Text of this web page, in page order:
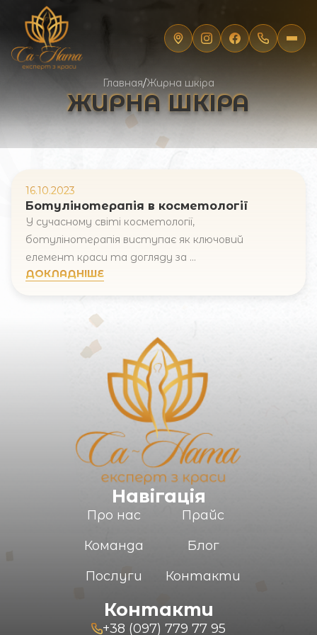
Главная/Жирна шкіра
ЖИРНА ШКІРА
16.10.2023
Ботулінотерапія в косметології
У сучасному світі косметології,
ботулінотерапія виступає як ключовий
елемент краси та догляду за ...
ДОКЛАДНІШЕ
Навігація
Про нас
Команда
Послуги
Прайс
Блог
Контакти
Контакти
+38 (097) 779 77 95
Запис онлайн
Ваш e-mail
Коментар
ВІДПРАВИТИ